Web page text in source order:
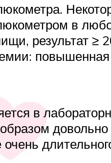
в
результат ≥
в